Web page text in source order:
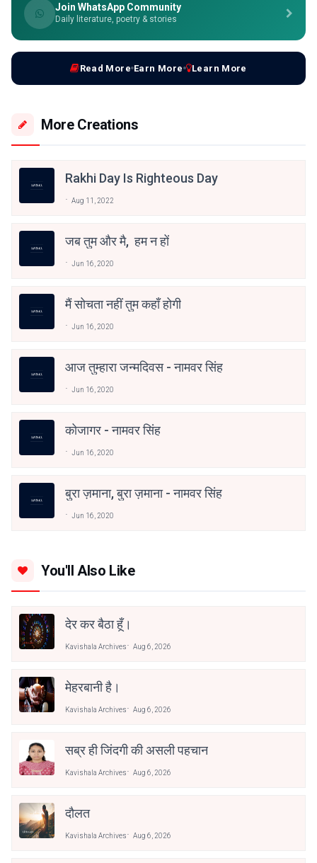
Join WhatsApp Community
Daily literature, poetry & stories
Read More Earn More Learn More
More Creations
Rakhi Day Is Righteous Day
Aug 11, 2022
जब तुम और मै, हम न हों
Jun 16, 2020
मैं सोचता नहीं तुम कहाँ होगी
Jun 16, 2020
आज तुम्हारा जन्मदिवस - नामवर सिंह
Jun 16, 2020
कोजागर - नामवर सिंह
Jun 16, 2020
बुरा ज़माना, बुरा ज़माना - नामवर सिंह
Jun 16, 2020
You'll Also Like
देर कर बैठा हूँ।
Kavishala Archives Aug 6, 2026
मेहरबानी है।
Kavishala Archives Aug 6, 2026
सब्र ही जिंदगी की असली पहचान
Kavishala Archives Aug 6, 2026
दौलत
Kavishala Archives Aug 6, 2026